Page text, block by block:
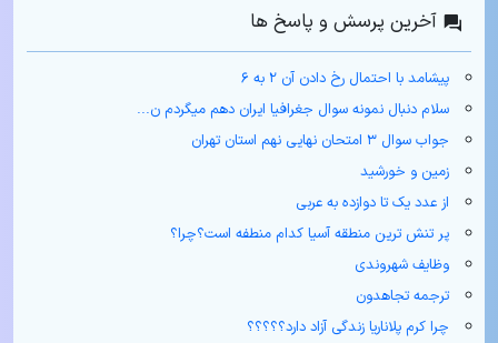
آخرین پرسش و پاسخ ها
پیشامد با احتمال رخ دادن آن ۲ به ۶
سلام دنبال نمونه سوال جغرافیا ایران دهم میگردم ن...
جواب سوال ۳ امتحان نهایی نهم استان تهران
زمین و خورشید
از عدد یک تا دوازده به عربی
پر تنش ترین منطقه آسیا کدام منطفه است؟چرا؟
وظایف شهروندی
ترجمه تجاهدون
چرا کرم پلاناریا زندگی آزاد دارد؟؟؟؟؟